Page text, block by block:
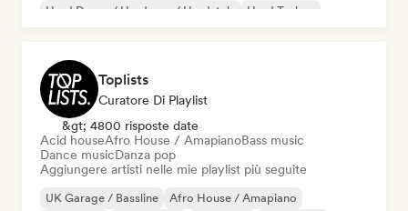
Hard Dance / Hardcore / Hardstyle
Hard Techno
Toplists
Curatore Di Playlist
&gt; 4800 risposte date
Acid houseAfro House / AmapianoBass music
Dance musicDanza pop
Aggiungere artisti nelle mie playlist più seguite
UK Garage / Bassline
Afro House / Amapiano